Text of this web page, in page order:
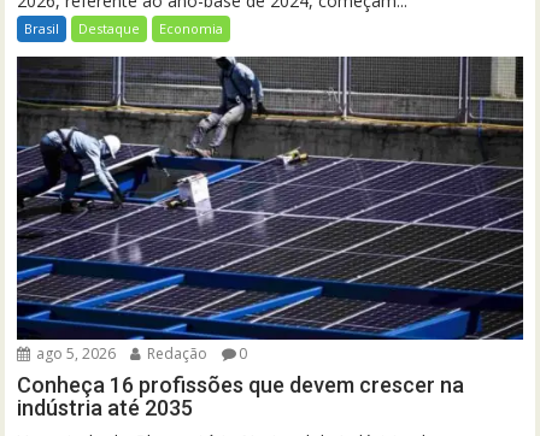
Brasil Destaque Economia
ago 5, 2026 Redação 0
Conheça 16 profissões que devem crescer na
indústria até 2035